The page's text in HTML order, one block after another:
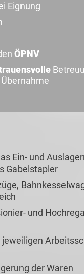
Eignung
ÖPNV
Ein- und
Gabelstapler
und
der Waren